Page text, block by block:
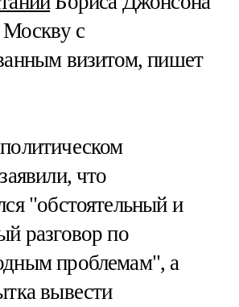
Москву с
визитом, пишет
что
"обстоятельный и
разговор по
проблемам", а
вывести